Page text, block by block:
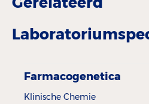
Farmacogenetica
Klinische Chemie